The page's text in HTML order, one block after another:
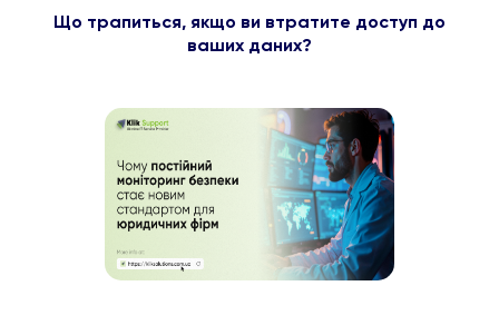
Що трапиться, якщо ви втратите доступ до
ваших даних?